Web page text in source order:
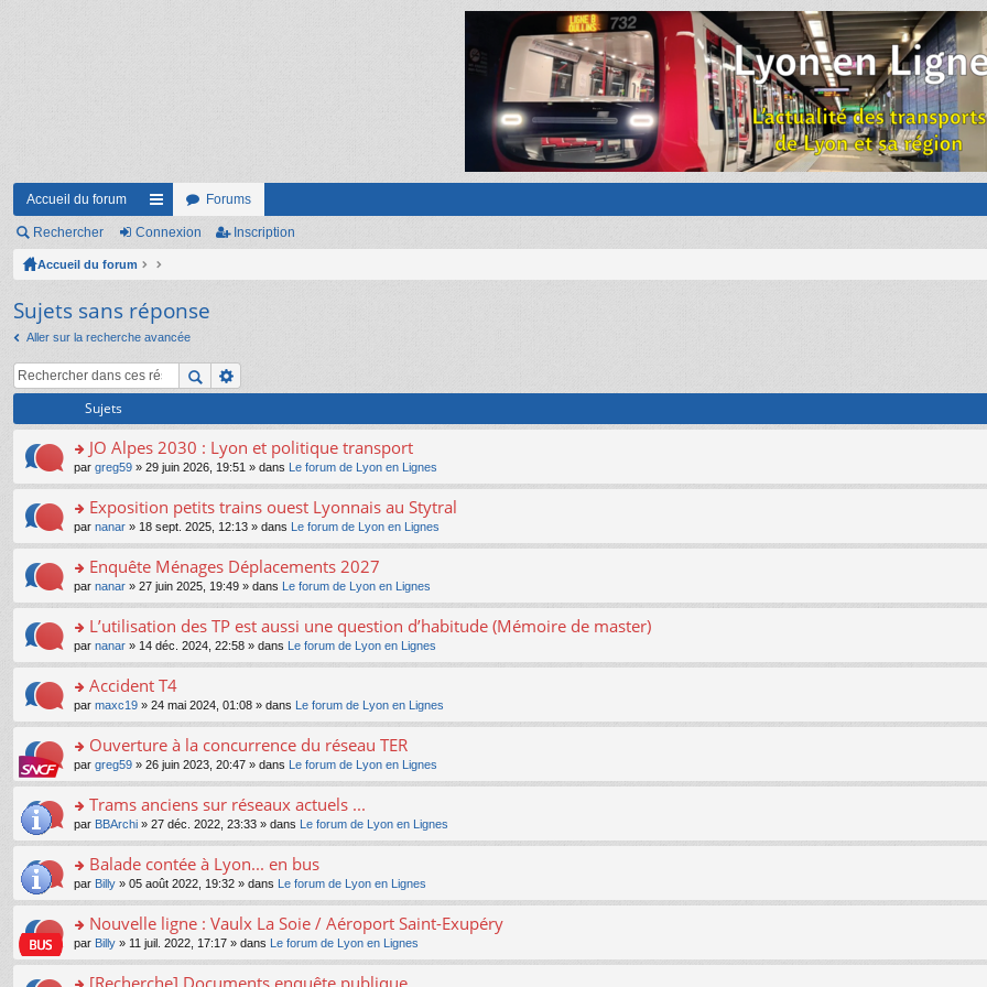
Accueil du forum
ac
co
ci
s
Forums
Rechercher Connexion Inscription
Accueil du forum
Sujets sans réponse
Aller sur la recherche avancée
Sujets
o
n
s
ult
er
le
m
e
s
a
g
e
n
n
le
pl
u
s
ré
c
e
nt
JO Alpes 2030 : Lyon et politique transport
par greg59 » 29 juin 2026, 19:51 » dans Le forum de Lyon en Lignes
o
n
s
ult
er
le
m
e
s
a
g
e
n
n
le
pl
u
s
ré
c
e
nt
Exposition petits trains ouest Lyonnais au Stytral
par nanar » 18 sept. 2025, 12:13 » dans Le forum de Lyon en Lignes
o
n
s
ult
er
le
m
e
s
a
g
e
n
n
le
pl
u
s
ré
c
e
nt
Enquête Ménages Déplacements 2027
par nanar » 27 juin 2025, 19:49 » dans Le forum de Lyon en Lignes
o
n
s
ult
er
le
m
e
s
a
g
e
n
n
le
pl
u
s
L’utilisation des TP est aussi une question d’habitude (Mémoire de master)
par nanar » 14 déc. 2024, 22:58 » dans Le forum de Lyon en Lignes
o
n
s
ult
er
le
m
e
s
a
g
e
n
n
Accident T4
par maxc19 » 24 mai 2024, 01:08 » dans Le forum de Lyon en Lignes
o
n
s
ult
er
le
m
e
s
a
g
e
n
Ouverture à la concurrence du réseau TER
par greg59 » 26 juin 2023, 20:47 » dans Le forum de Lyon en Lignes
o
n
s
ult
er
le
m
e
s
Trams anciens sur réseaux actuels ...
par BBArchi » 27 déc. 2022, 23:33 » dans Le forum de Lyon en Lignes
o
n
s
ult
er
le
m
Balade contée à Lyon... en bus
par Billy » 05 août 2022, 19:32 » dans Le forum de Lyon en Lignes
o
n
s
Nouvelle ligne : Vaulx La Soie / Aéroport Saint-Exupéry
par Billy » 11 juil. 2022, 17:17 » dans Le forum de Lyon en Lignes